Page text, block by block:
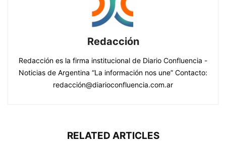
Redacción
Redacción es la firma institucional de Diario Confluencia -
Noticias de Argentina “La información nos une” Contacto:
redacción@diarioconfluencia.com.ar
RELATED ARTICLES